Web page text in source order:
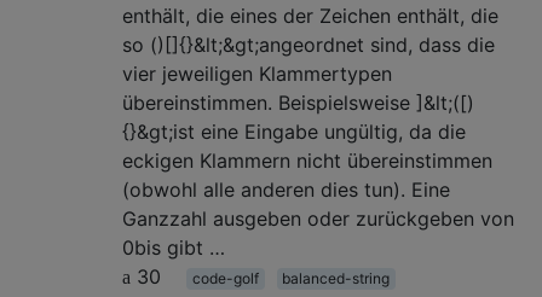
enthält, die eines der Zeichen enthält, die
so ()[]{}&lt;&gt;angeordnet sind, dass die
vier jeweiligen Klammertypen
übereinstimmen. Beispielsweise ]&lt;([)
{}&gt;ist eine Eingabe ungültig, da die
eckigen Klammern nicht übereinstimmen
(obwohl alle anderen dies tun). Eine
Ganzzahl ausgeben oder zurückgeben von
0bis gibt …
30
code-golf balanced-string